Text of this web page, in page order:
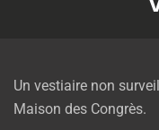
Un vestiaire non
Maison des Congrès.